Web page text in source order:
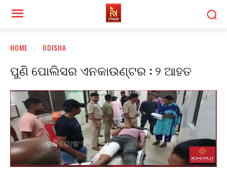
HOME ODISHA
ପୁଣି ପୋଲିସର ଏନକାଉଣ୍ଟର : ୨ ଆହତ